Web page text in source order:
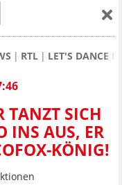
RTL LET'S DANCE
TANZT SICH
INS AUS, ER
KÖNIG!